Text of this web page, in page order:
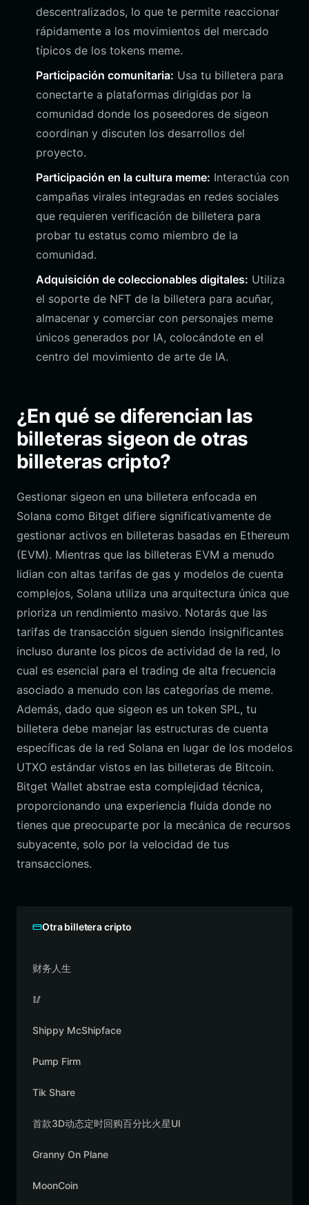
descentralizados, lo que te permite reaccionar
rápidamente a los movimientos del mercado
típicos de los tokens meme.
Participación comunitaria: Usa tu billetera para
conectarte a plataformas dirigidas por la
comunidad donde los poseedores de sigeon
coordinan y discuten los desarrollos del
proyecto.
Participación en la cultura meme: Interactúa con
campañas virales integradas en redes sociales
que requieren verificación de billetera para
probar tu estatus como miembro de la
comunidad.
Adquisición de coleccionables digitales: Utiliza
el soporte de NFT de la billetera para acuñar,
almacenar y comerciar con personajes meme
únicos generados por IA, colocándote en el
centro del movimiento de arte de IA.
¿En qué se diferencian las
billeteras sigeon de otras
billeteras cripto?
Gestionar sigeon en una billetera enfocada en
Solana como Bitget difiere significativamente de
gestionar activos en billeteras basadas en Ethereum
(EVM). Mientras que las billeteras EVM a menudo
lidian con altas tarifas de gas y modelos de cuenta
complejos, Solana utiliza una arquitectura única que
prioriza un rendimiento masivo. Notarás que las
tarifas de transacción siguen siendo insignificantes
incluso durante los picos de actividad de la red, lo
cual es esencial para el trading de alta frecuencia
asociado a menudo con las categorías de meme.
Además, dado que sigeon es un token SPL, tu
billetera debe manejar las estructuras de cuenta
específicas de la red Solana en lugar de los modelos
UTXO estándar vistos en las billeteras de Bitcoin.
Bitget Wallet abstrae esta complejidad técnica,
proporcionando una experiencia fluida donde no
tienes que preocuparte por la mecánica de recursos
subyacente, solo por la velocidad de tus
transacciones.
Otra billetera cripto
财务人生
🥢
Shippy McShipface
Pump Firm
Tik Share
首款3D动态定时回购百分比火星UI
Granny On Plane
MoonCoin